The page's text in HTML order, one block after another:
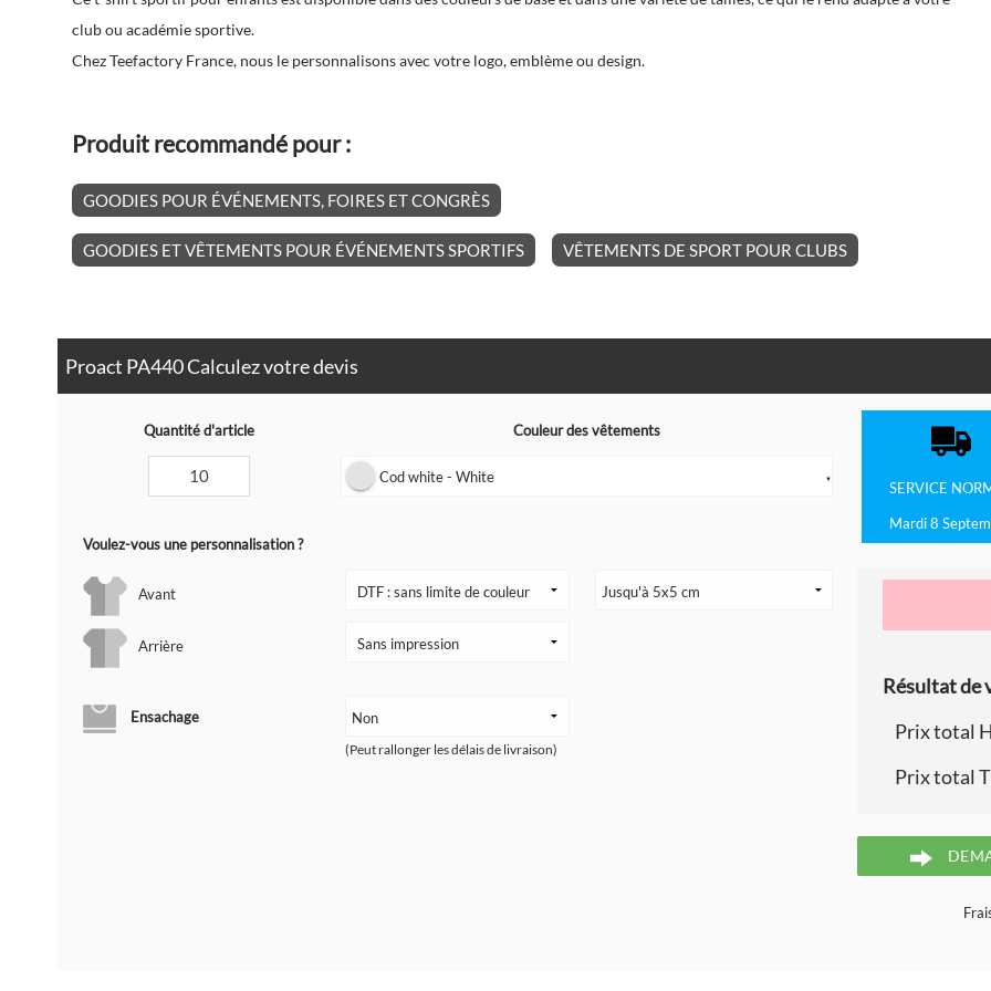
club ou académie sportive.
Chez Teefactory France, nous le personnalisons avec votre logo, emblème ou design.
Produit recommandé pour :
GOODIES POUR ÉVÉNEMENTS, FOIRES ET CONGRÈS
GOODIES ET VÊTEMENTS POUR ÉVÉNEMENTS SPORTIFS VÊTEMENTS DE SPORT POUR CLUBS
Proact PA440 Calculez votre devis
Quantité d'article Couleur des vêtements
Cod white - White ▼
Voulez-vous une personnalisation ?
Avant
Arrière
Ensachage
(Peut rallonger les délais de livraison)
SERVICE
Mardi 8
Résultat de
Prix total
Prix total